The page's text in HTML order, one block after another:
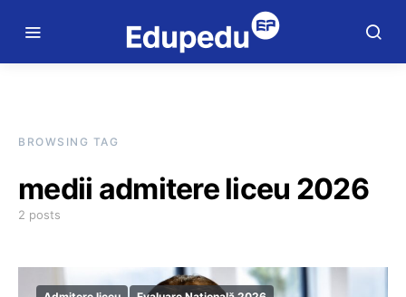
BROWSING TAG
medii admitere liceu 2026
2 posts